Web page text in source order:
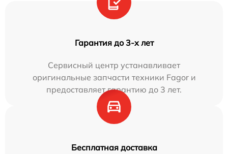
Гарантия до 3-х лет
Сервисный центр устанавливает
оригинальные запчасти техники Fagor и
предоставляет гарантию до 3 лет.
Бесплатная доставка